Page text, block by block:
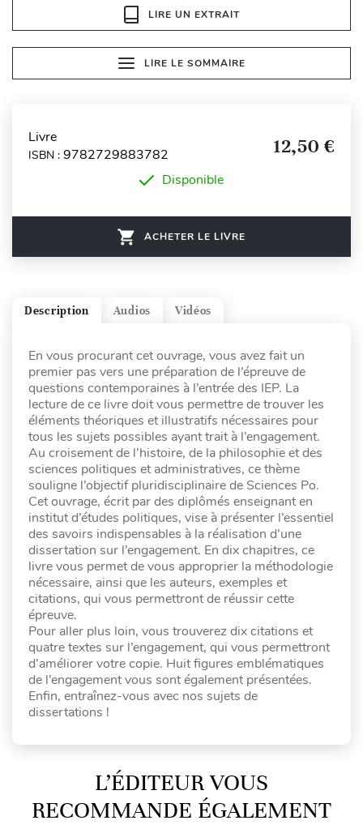
LIRE UN EXTRAIT
LIRE LE SOMMAIRE
Livre
ISBN : 9782729883782 12,50 €
Disponible
ACHETER LE LIVRE
Vidéos
Audios
Description
En vous procurant cet ouvrage, vous avez fait un
premier pas vers une préparation de l’épreuve de
questions contemporaines à l’entrée des IEP. La
lecture de ce livre doit vous permettre de trouver les
éléments théoriques et illustratifs nécessaires pour
tous les sujets possibles ayant trait à l’engagement.
Au croisement de l’histoire, de la philosophie et des
sciences politiques et administratives, ce thème
souligne l’objectif pluridisciplinaire de Sciences Po.
Cet ouvrage, écrit par des diplômés enseignant en
institut d’études politiques, vise à présenter l’essentiel
des savoirs indispensables à la réalisation d’une
dissertation sur l’engagement. En dix chapitres, ce
livre vous permet de vous approprier la méthodologie
nécessaire, ainsi que les auteurs, exemples et
citations, qui vous permettront de réussir cette
épreuve.
Pour aller plus loin, vous trouverez dix citations et
quatre textes sur l’engagement, qui vous permettront
d’améliorer votre copie. Huit figures emblématiques
de l’engagement vous sont également présentées.
Enfin, entraînez-vous avec nos sujets de
dissertations !
L’ÉDITEUR VOUS
RECOMMANDE ÉGALEMENT